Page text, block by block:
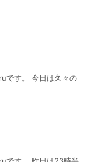
です。 今日は久々の